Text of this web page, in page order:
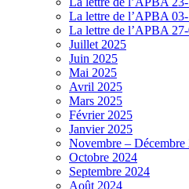
La lettre de l’APBA
La lettre de l’APBA
Juillet 2025
Juin 2025
Mai 2025
Avril 2025
Mars 2025
Février 2025
Janvier 2025
Novembre – Décembre
Octobre 2024
Septembre 2024
Août 2024